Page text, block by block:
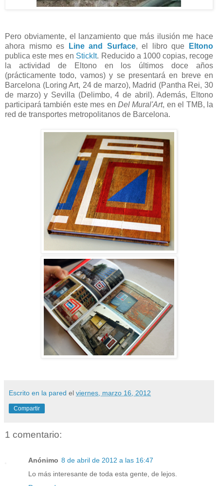
Pero obviamente, el lanzamiento que más ilusión me hace
ahora mismo es
Line and Surface, el libro que
Eltono
publica este mes en StickIt. Reducido a 1000 copias, recoge
la actividad de Eltono en los últimos doce años
(prácticamente todo, vamos) y se presentará en breve en
Barcelona (Loring Art, 24 de marzo), Madrid (Pantha Rei, 30
de marzo) y Sevilla (Delimbo, 4 de abril). Además, Eltono
participará también este mes en Del Mural'Art, en el TMB, la
red de transportes metropolitanos de Barcelona.
Escrito en la pared el viernes, marzo 16, 2012
Compartir
1 comentario:
Anónimo 8 de abril de 2012 a las 16:47
Lo más interesante de toda esta gente, de lejos.